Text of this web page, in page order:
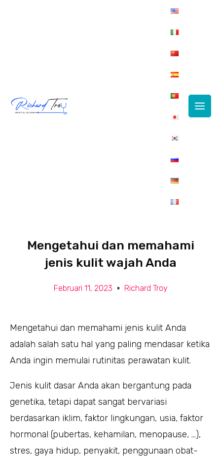
Mengetahui dan memahami
jenis kulit wajah Anda
Februari 11, 2023 Richard Troy
Mengetahui dan memahami jenis kulit Anda
adalah salah satu hal yang paling mendasar ketika
Anda ingin memulai rutinitas perawatan kulit.
Jenis kulit dasar Anda akan bergantung pada
genetika, tetapi dapat sangat bervariasi
berdasarkan iklim, faktor lingkungan, usia, faktor
hormonal (pubertas, kehamilan, menopause, …),
stres, gaya hidup, penyakit, penggunaan obat-